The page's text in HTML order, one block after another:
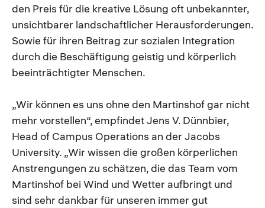
den Preis für die kreative Lösung oft unbekannter,
unsichtbarer landschaftlicher Herausforderungen.
Sowie für ihren Beitrag zur sozialen Integration
durch die Beschäftigung geistig und körperlich
beeinträchtigter Menschen.
„Wir können es uns ohne den Martinshof gar nicht
mehr vorstellen“, empfindet Jens V. Dünnbier,
Head of Campus Operations an der Jacobs
University. „Wir wissen die großen körperlichen
Anstrengungen zu schätzen, die das Team vom
Martinshof bei Wind und Wetter aufbringt und
sind sehr dankbar für unseren immer gut